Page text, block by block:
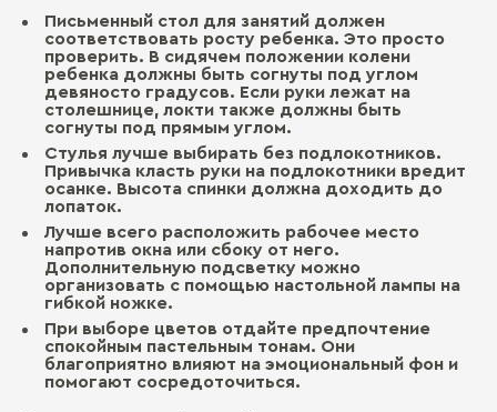
Письменный стол для занятий должен
соответствовать росту ребенка. Это просто
проверить. В сидячем положении колени
ребенка должны быть согнуты под углом
девяносто градусов. Если руки лежат на
столешнице, локти также должны быть
согнуты под прямым углом.
Стулья лучше выбирать без подлокотников.
Привычка класть руки на подлокотники вредит
осанке. Высота спинки должна доходить до
лопаток.
Лучше всего расположить рабочее место
напротив окна или сбоку от него.
Дополнительную подсветку можно
организовать с помощью настольной лампы на
гибкой ножке.
При выборе цветов отдайте предпочтение
спокойным пастельным тонам. Они
благоприятно влияют на эмоциональный фон и
помогают сосредоточиться.